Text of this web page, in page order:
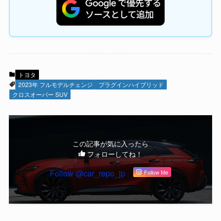
トヨタ
2023年 フルモデルチェンジ
プラグインハイブリッド
クロスオーバー SUV
この記事が気に入ったら
フォローしてね！
Follow @car_repo_jp Follow Me